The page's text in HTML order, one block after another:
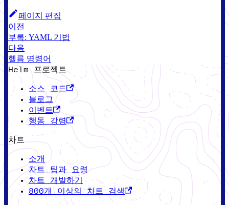
페이지 편집
이전
부록: YAML 기법
다음
헬름 명령어
Helm 프로젝트
소스 코드
블로그
이벤트
행동 강령
차트
소개
차트 팁과 요령
차트 개발하기
800개 이상의 차트 검색